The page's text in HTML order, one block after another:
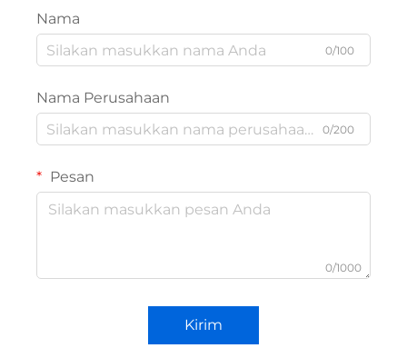
Nama
0/100
Nama Perusahaan
0/200
Pesan
0/1000
Kirim